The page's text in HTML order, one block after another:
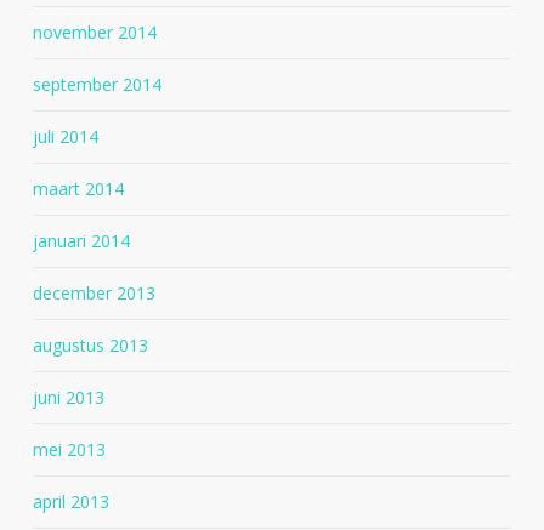
november 2014
september 2014
juli 2014
maart 2014
januari 2014
december 2013
augustus 2013
juni 2013
mei 2013
april 2013